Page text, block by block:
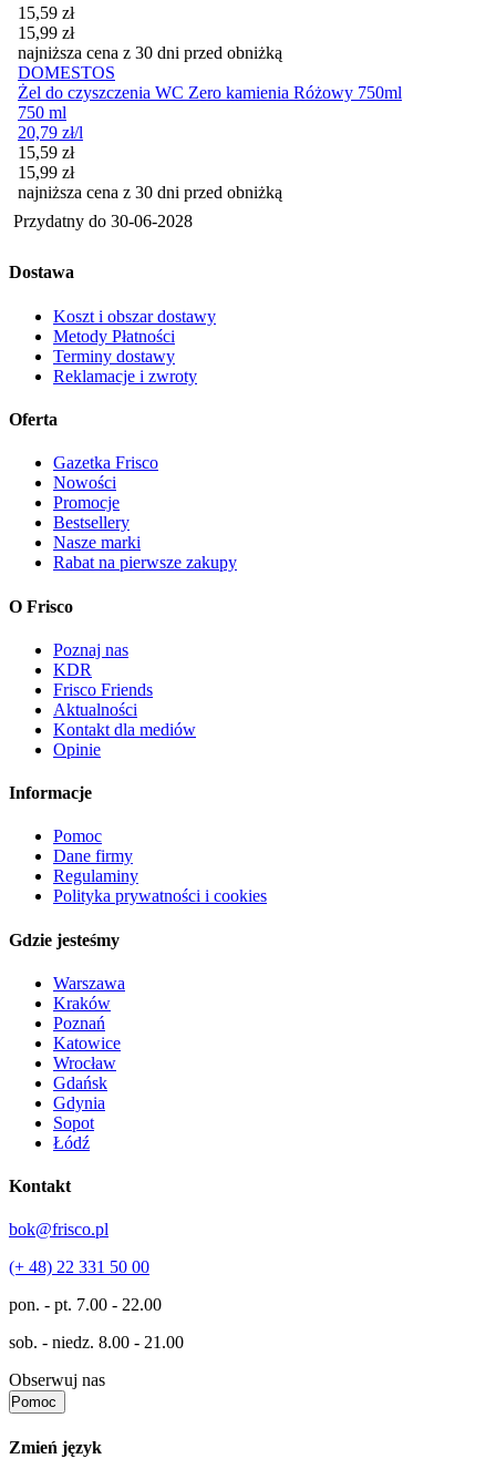
Cena promocyjna
15,59 zł
15,99 zł
najniższa cena z 30 dni przed obniżką
DOMESTOS
Żel do czyszczenia WC Zero kamienia Różowy 750ml
750 ml
20,79 zł/l
Cena promocyjna
15,59 zł
15,99 zł
najniższa cena z 30 dni przed obniżką
Przydatny do 30-06-2028
Dostawa
Koszt i obszar dostawy
Metody Płatności
Terminy dostawy
Reklamacje i zwroty
Oferta
Gazetka Frisco
Nowości
Promocje
Bestsellery
Nasze marki
Rabat na pierwsze zakupy
O Frisco
Poznaj nas
KDR
Frisco Friends
Aktualności
Kontakt dla mediów
Opinie
Informacje
Pomoc
Dane firmy
Regulaminy
Polityka prywatności i cookies
Gdzie jesteśmy
Warszawa
Kraków
Poznań
Katowice
Wrocław
Gdańsk
Gdynia
Sopot
Łódź
Kontakt
bok@frisco.pl
(+ 48) 22 331 50 00
pon. - pt. 7.00 - 22.00
sob. - niedz. 8.00 - 21.00
Obserwuj nas
Pomoc
Zmień język